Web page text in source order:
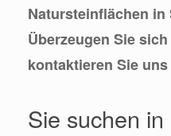
Natursteinflächen in
Überzeugen Sie
kontaktieren Sie
Sie suchen